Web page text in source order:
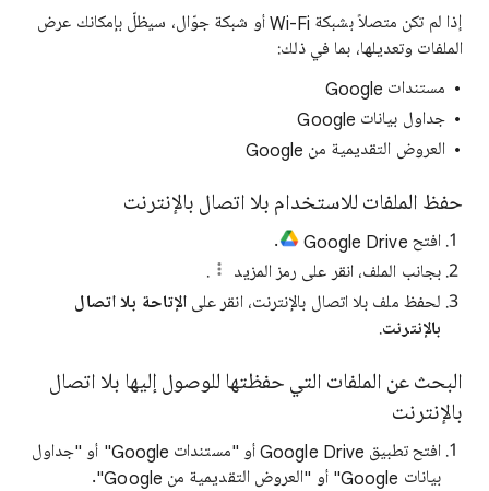
إذا لم تكن متصلاً بشبكة Wi-Fi أو شبكة جوّال، سيظلّ بإمكانك عرض
الملفات وتعديلها، بما في ذلك:
مستندات Google
جداول بيانات Google
العروض التقديمية من Google
حفظ الملفات للاستخدام بلا اتصال بالإنترنت
افتح Google Drive
.
بجانب الملف، انقر على رمز المزيد
.
لحفظ ملف بلا اتصال بالإنترنت، انقر علىالإتاحة بلا اتصال
بالإنترنت.
البحث عن الملفات التي حفظتها للوصول إليها بلا اتصال
بالإنترنت
افتح تطبيق Google Drive أو "مستندات Google" أو "جداول
بيانات Google" أو "العروض التقديمية من Google".